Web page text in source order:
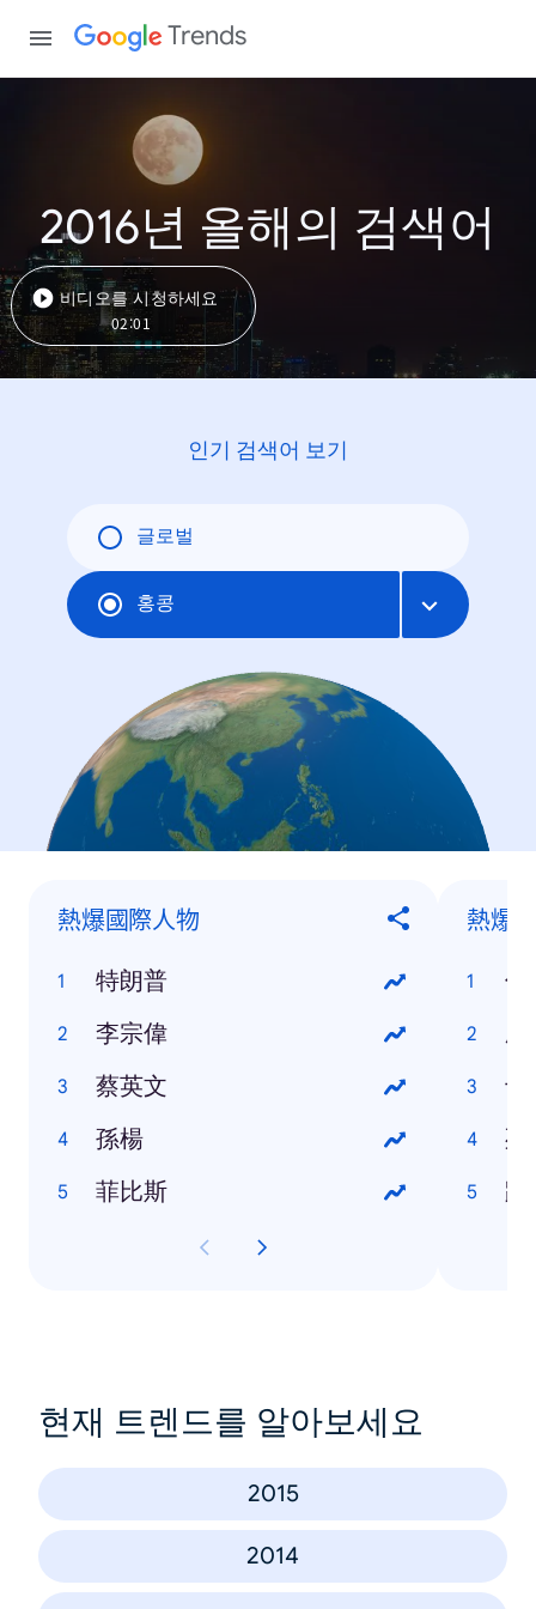
Trends
2016년 올해의 검색어
비디오를 시청하세요
02:01
인기 검색어 보기
글로벌
홍콩
熱爆國際人物
特朗普
李宗偉
蔡英文
孫楊
菲比斯
熱爆
你
屍
十
死
踏
현재 트렌드를 알아보세요
2015
2014